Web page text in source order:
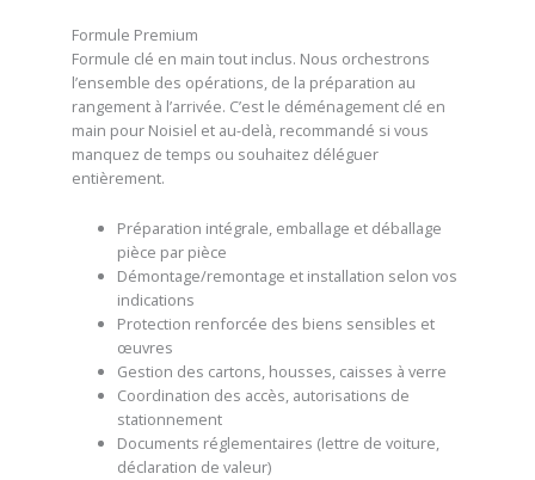
Formule Premium
Formule clé en main tout inclus. Nous orchestrons
l’ensemble des opérations, de la préparation au
rangement à l’arrivée. C’est le déménagement clé en
main pour Noisiel et au-delà, recommandé si vous
manquez de temps ou souhaitez déléguer
entièrement.
Préparation intégrale, emballage et déballage
pièce par pièce
Démontage/remontage et installation selon vos
indications
Protection renforcée des biens sensibles et
œuvres
Gestion des cartons, housses, caisses à verre
Coordination des accès, autorisations de
stationnement
Documents réglementaires (lettre de voiture,
déclaration de valeur)